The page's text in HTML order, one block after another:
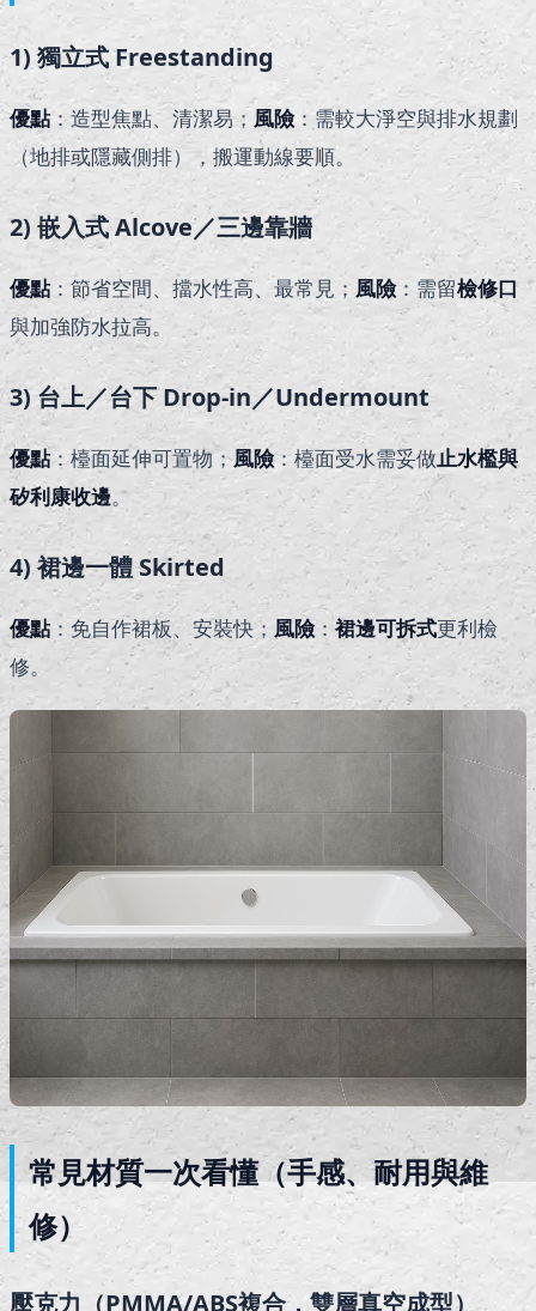
1) 獨立式 Freestanding
優點：造型焦點、清潔易； 風險：需較大淨空與排水規劃
（地排或隱藏側排），搬運動線要順。
2) 嵌入式 Alcove／三邊靠牆
優點：節省空間、擋水性高、最常見； 風險：需留檢修口
與加強防水拉高。
3) 台上／台下 Drop-in／Undermount
優點：檯面延伸可置物；風險：檯面受水需妥做止水檻與
矽利康收邊。
4) 裙邊一體 Skirted
優點：免自作裙板、安裝快； 風險：裙邊可拆式更利檢
修。
常見材質一次看懂（手感、耐用與維
修）
壓克力（PMMA/ABS複合，雙層真空成型）